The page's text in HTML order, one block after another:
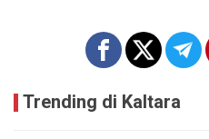
Trending di Kaltara